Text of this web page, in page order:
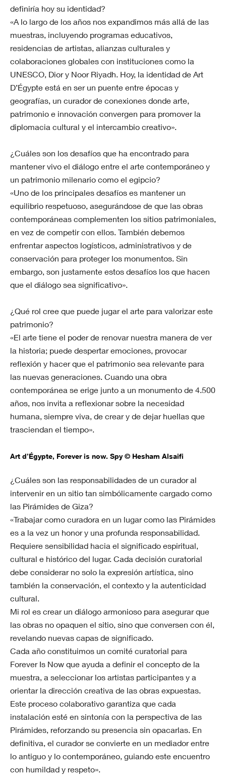
definiría hoy su identidad?
«A lo largo de los años nos expandimos más allá de las
muestras, incluyendo programas educativos,
residencias de artistas, alianzas culturales y
colaboraciones globales con instituciones como la
UNESCO, Dior y Noor Riyadh. Hoy, la identidad de Art
D’Égypte está en ser un puente entre épocas y
geografías, un curador de conexiones donde arte,
patrimonio e innovación convergen para promover la
diplomacia cultural y el intercambio creativo».
¿Cuáles son los desafíos que ha encontrado para
mantener vivo el diálogo entre el arte contemporáneo y
un patrimonio milenario como el egipcio?
«Uno de los principales desafíos es mantener un
equilibrio respetuoso, asegurándose de que las obras
contemporáneas complementen los sitios patrimoniales,
en vez de competir con ellos. También debemos
enfrentar aspectos logísticos, administrativos y de
conservación para proteger los monumentos. Sin
embargo, son justamente estos desafíos los que hacen
que el diálogo sea significativo».
¿Qué rol cree que puede jugar el arte para valorizar este
patrimonio?
«El arte tiene el poder de renovar nuestra manera de ver
la historia; puede despertar emociones, provocar
reflexión y hacer que el patrimonio sea relevante para
las nuevas generaciones. Cuando una obra
contemporánea se erige junto a un monumento de 4.500
años, nos invita a reflexionar sobre la necesidad
humana, siempre viva, de crear y de dejar huellas que
trasciendan el tiempo».
Art d’Égypte, Forever is now. Spy © Hesham Alsaifi
¿Cuáles son las responsabilidades de un curador al
intervenir en un sitio tan simbólicamente cargado como
las Pirámides de Giza?
«Trabajar como curadora en un lugar como las Pirámides
es a la vez un honor y una profunda responsabilidad.
Requiere sensibilidad hacia el significado espiritual,
cultural e histórico del lugar. Cada decisión curatorial
debe considerar no solo la expresión artística, sino
también la conservación, el contexto y la autenticidad
cultural.
Mi rol es crear un diálogo armonioso para asegurar que
las obras no opaquen el sitio, sino que conversen con él,
revelando nuevas capas de significado.
Cada año constituimos un comité curatorial para
Forever Is Now que ayuda a definir el concepto de la
muestra, a seleccionar los artistas participantes y a
orientar la dirección creativa de las obras expuestas.
Este proceso colaborativo garantiza que cada
instalación esté en sintonía con la perspectiva de las
Pirámides, reforzando su presencia sin opacarlas. En
definitiva, el curador se convierte en un mediador entre
lo antiguo y lo contemporáneo, guiando este encuentro
con humildad y respeto».